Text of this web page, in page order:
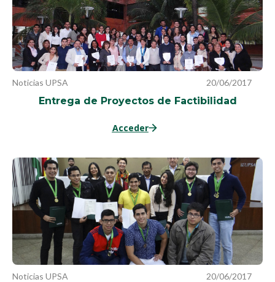
Noticias UPSA 20/06/2017
Entrega de Proyectos de Factibilidad
Acceder
Noticias UPSA 20/06/2017